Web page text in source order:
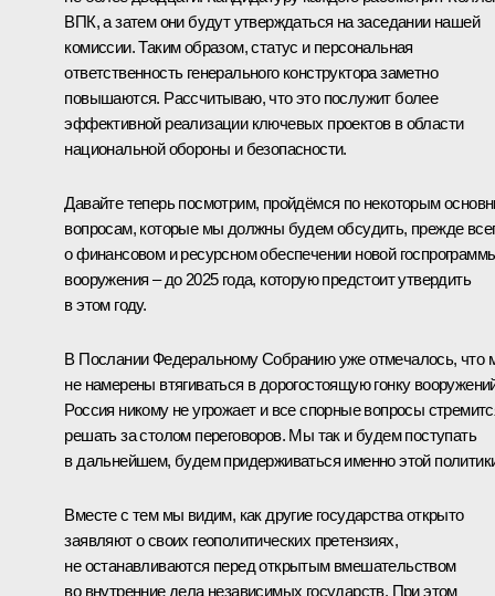
ВПК, а затем они будут утверждаться на заседании нашей
комиссии. Таким образом, статус и персональная
ответственность генерального конструктора заметно
повышаются. Рассчитываю, что это послужит более
эффективной реализации ключевых проектов в области
национальной обороны и безопасности.
Давайте теперь посмотрим, пройдёмся по некоторым
вопросам, которые мы должны будем обсудить, прежде
о финансовом и ресурсном обеспечении новой
вооружения – до 2025 года, которую предстоит утвердить
в этом году.
В Послании Федеральному Собранию уже отмечалось, что
не намерены втягиваться в дорогостоящую гонку
Россия никому не угрожает и все спорные вопросы
решать за столом переговоров. Мы так и будем поступать
в дальнейшем, будем придерживаться именно этой
Вместе с тем мы видим, как другие государства открыто
заявляют о своих геополитических претензиях,
не останавливаются перед открытым вмешательством
во внутренние дела независимых государств. При этом